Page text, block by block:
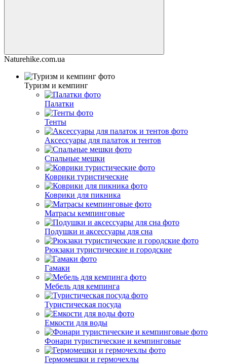
Naturehike.com.ua
Туризм и кемпинг
Палатки
Тенты
Аксессуары для палаток и тентов
Спальные мешки
Коврики туристические
Коврики для пикника
Матрасы кемпинговые
Подушки и аксессуары для сна
Рюкзаки туристические и городские
Гамаки
Мебель для кемпинга
Туристическая посуда
Емкости для воды
Фонари туристические и кемпинговые
Гермомешки и гермочехлы